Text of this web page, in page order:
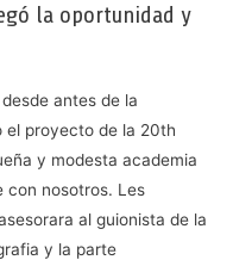
la oportunidad y
antes de la
el proyecto de la 20th
y modesta academia
con nosotros. Les
al guionista de la
y la parte